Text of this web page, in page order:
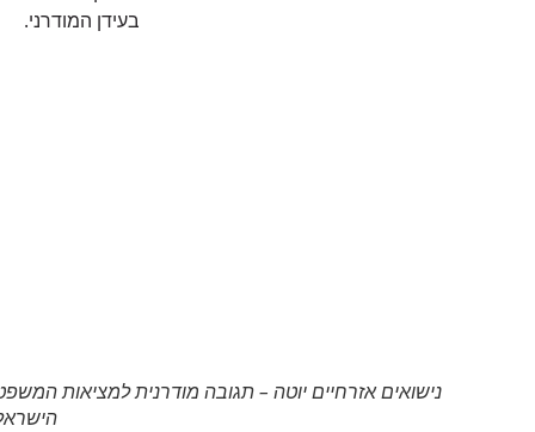
בעידן המודרני.
נישואים אזרחיים יוטה – תגובה מודרנית למציאות המשפטית
הישראלית